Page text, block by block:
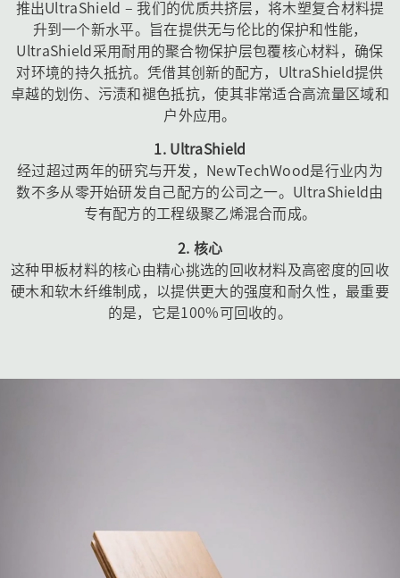
推出UltraShield – 我们的优质共挤层，将木塑复合材料提
升到一个新水平。旨在提供无与伦比的保护和性能，
UltraShield采用耐用的聚合物保护层包覆核心材料，确保
对环境的持久抵抗。凭借其创新的配方，UltraShield提供
卓越的划伤、污渍和褪色抵抗，使其非常适合高流量区域和
户外应用。
1. UltraShield
经过超过两年的研究与开发，NewTechWood是行业内为
数不多从零开始研发自己配方的公司之一。UltraShield由
专有配方的工程级聚乙烯混合而成。
2. 核心
这种甲板材料的核心由精心挑选的回收材料及高密度的回收
硬木和软木纤维制成，以提供更大的强度和耐久性，最重要
的是，它是100%可回收的。